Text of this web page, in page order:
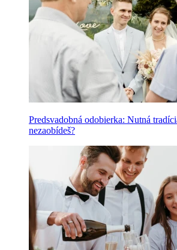
Predsvadobná odobierka: Nutná
nezaobídeš?